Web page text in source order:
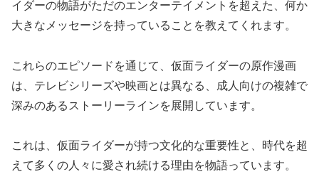
イダーの物語がただのエンターテイメントを超えた、何か
大きなメッセージを持っていることを教えてくれます。
これらのエピソードを通じて、仮面ライダーの原作漫画
は、テレビシリーズや映画とは異なる、成人向けの複雑で
深みのあるストーリーラインを展開しています。
これは、仮面ライダーが持つ文化的な重要性と、時代を超
えて多くの人々に愛され続ける理由を物語っています。